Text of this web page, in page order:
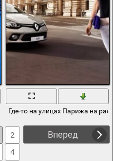
башню в Париже
Где-то на улицах Парижа на
Вперед
2
4